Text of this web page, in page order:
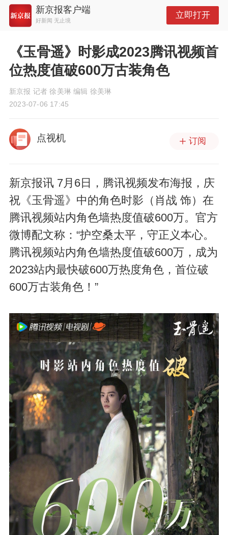
新京报客户端
好新闻 无止境
立即打开
《玉骨遥》时影成2023腾讯视频首
位热度值破600万古装角色
新京报 记者 徐美琳 编辑 徐美琳
2023-07-06 17:45
点视机 订阅
新京报讯 7月6日，腾讯视频发布海报，庆
祝《玉骨遥》中的角色时影（肖战 饰）在
腾讯视频站内角色墙热度值破600万。官方
微博配文称：“护空桑太平，守正义本心。
腾讯视频站内角色墙热度值破600万，成为
2023站内最快破600万热度角色，首位破
600万古装角色！”